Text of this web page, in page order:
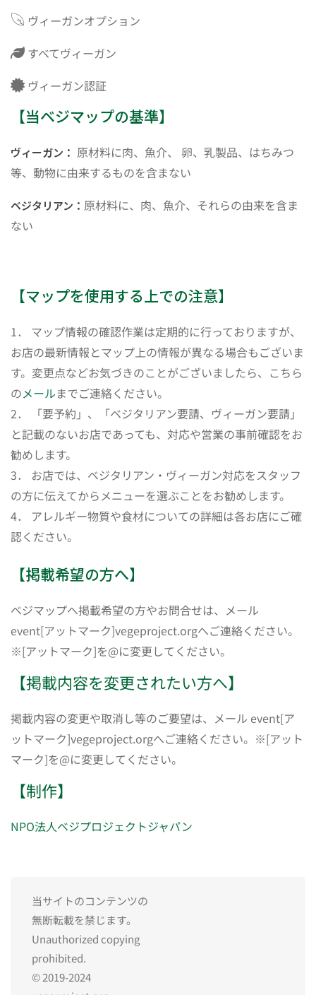
ヴィーガンオプション
すべてヴィーガン
ヴィーガン認証
【当ベジマップの基準】
ヴィーガン： 原材料に肉、魚介、 卵、乳製品、はちみつ
等、動物に由来するものを含まない
ベジタリアン： 原材料に、肉、魚介、それらの由来を含ま
ない
【マップを使用する上での注意】
1． マップ情報の確認作業は定期的に行っておりますが、
お店の最新情報とマップ上の情報が異なる場合もございま
す。変更点などお気づきのことがございましたら、こちら
のメールまでご連絡ください。
2． 「要予約」、「ベジタリアン要請、ヴィーガン要請」
と記載のないお店であっても、対応や営業の事前確認をお
勧めします。
3． お店では、ベジタリアン・ヴィーガン対応をスタッフ
の方に伝えてからメニューを選ぶことをお勧めします。
4． アレルギー物質や食材についての詳細は各お店にご確
認ください。
【掲載希望の方へ】
ベジマップへ掲載希望の方やお問合せは、メール
event[アットマーク]vegeproject.orgへご連絡ください。
※[アットマーク]を@に変更してください。
【掲載内容を変更されたい方へ】
掲載内容の変更や取消し等のご要望は、メール event[ア
ットマーク]vegeproject.orgへご連絡ください。※[アット
マーク]を@に変更してください。
【制作】
NPO法人ベジプロジェクトジャパン
当サイトのコンテンツの
無断転載を禁じます。
Unauthorized copying
prohibited.
© 2019-2024